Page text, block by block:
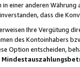
einer anderen
dass die
Ihre Vergütung
des Kontoinhabers
Option entscheiden,